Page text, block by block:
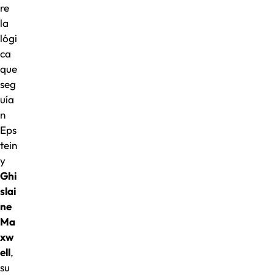
re
la
lógi
ca
que
seg
uía
n
Eps
tein
y
Ghi
slai
ne
Ma
xw
ell,
su